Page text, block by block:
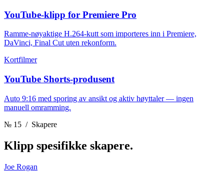
YouTube-klipp for Premiere Pro
Ramme-nøyaktige H.264-kutt som importeres inn i Premiere,
DaVinci, Final Cut uten rekonform.
Kortfilmer
YouTube Shorts-produsent
Auto 9:16 med sporing av ansikt og aktiv høyttaler — ingen
manuell omramming.
№ 15 / Skapere
Klipp spesifikke skapere.
Joe Rogan